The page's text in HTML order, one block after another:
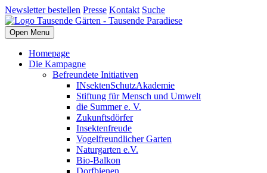
Newsletter bestellen Presse Kontakt Suche
Open Menu
Homepage
Die Kampagne
Befreundete Initiativen
INsektenSchutzAkademie
Stiftung für Mensch und Umwelt
die Summer e. V.
Zukunftsdörfer
Insektenfreude
Vogelfreundlicher Garten
Naturgarten e.V.
Bio-Balkon
Dorfbienen